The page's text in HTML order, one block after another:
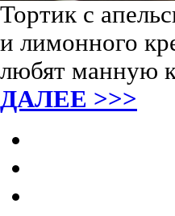
Тортик с
и лимонного
любят манную
ДАЛЕЕ >>>